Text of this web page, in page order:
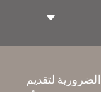
لتقديم